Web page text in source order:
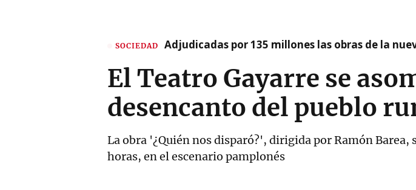
SOCIEDAD Adjudicadas por 135 millones las obras de la
El Teatro Gayarre se
desencanto del pueblo
La obra '¿Quién nos disparó?', dirigida por Ramón Barea,
horas, en el escenario pamplonés